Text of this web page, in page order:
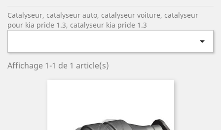
Catalyseur, catalyseur auto, catalyseur voiture, catalyseur
pour kia pride 1.3, catalyseur kia pride 1.3

Affichage 1-1 de 1 article(s)